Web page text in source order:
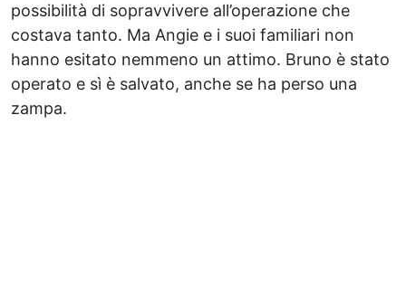
possibilità di sopravvivere all’operazione che
costava tanto. Ma Angie e i suoi familiari non
hanno esitato nemmeno un attimo. Bruno è stato
operato e sì è salvato, anche se ha perso una
zampa.